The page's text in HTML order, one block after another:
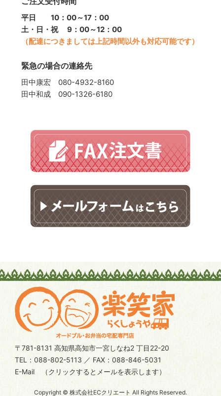
平日 10：00～17：00
土・日・祝 9：00～12：00
（配達につきましては上記時間以外も対応可能です）
緊急の場合の連絡先
田中康宏 080-4932-8160
田中和成 090-1326-6180
〒781-8131 高知県高知市一宮しなね2 丁目22-20
TEL：088-802-5113 ／ FAX：088-846-5031
E-Mail
（クリックするとメールを表示します）
Copyright © 株式会社ECクリエート All Rights Reserved.